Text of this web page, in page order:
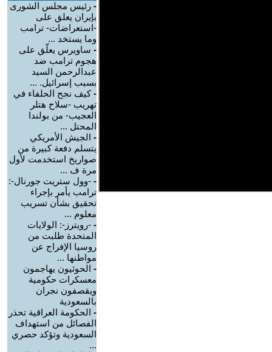
- رئيس مجلس الشورى
بإيران يعلق على
-استعراضات- ترامب
وما يستخد ...
- ساويرس يعلّق على
هجوم ترامب ضد
عبدالرحمن السيد
بسبب إسرائيل. ...
-كيف نجح الحلفاء في
تهريب -سلاح هتلر
العجيب- من بولندا
المحتل ...
- الجيش الأمريكي
يتسلم دفعة كبيرة من
صواريخ استخدمت لأول
مرة ف ...
- -وول ستريت جورنال-:
ترامب يأمر بإجراء
تحقيق بشأن تسريب
معلوم ...
- -رويترز-: الولايات
المتحدة طلبت من
روسيا الإفراج عن
مواطنها ...
- الحوثيون يهاجمون
معسكرات حكومية
ويقصفون نجران
بالسعودية
- الحكومة العراقية تحذر
الفصائل من استهداف
السعودية وتؤكد حصري
...